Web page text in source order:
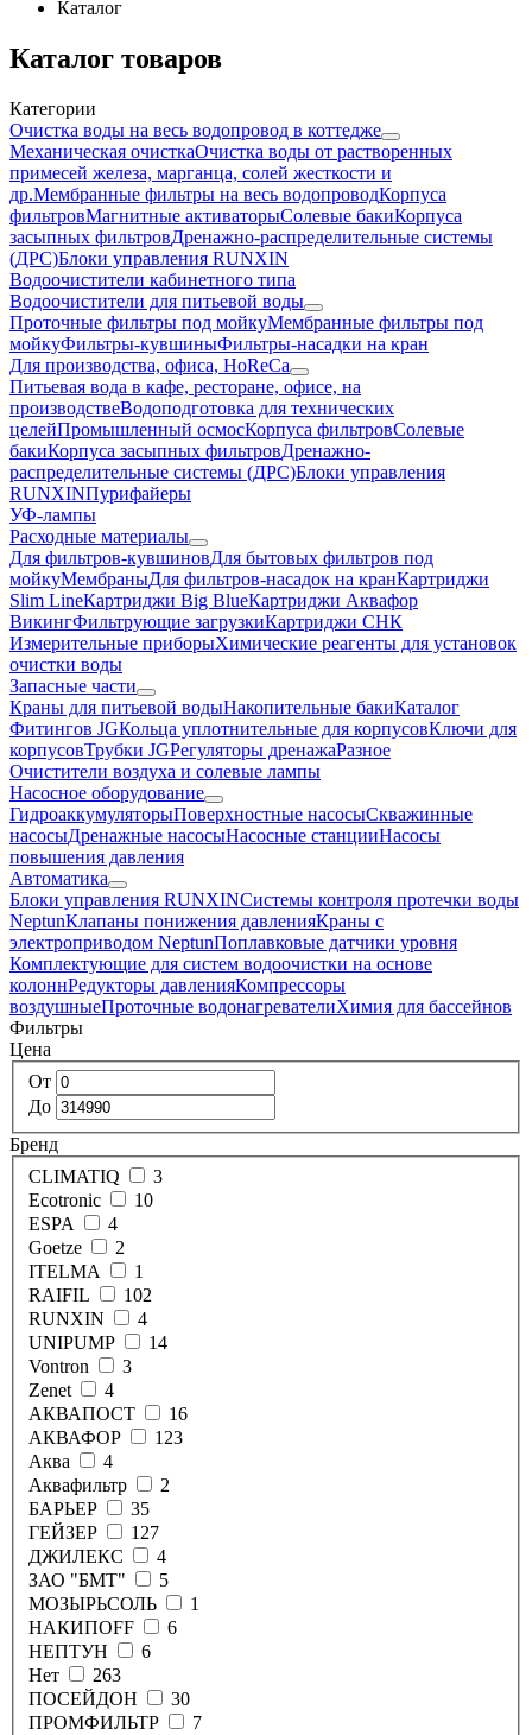
Каталог
Каталог товаров
Категории
Очистка воды на весь водопровод в коттедже
Механическая очисткаОчистка воды от растворенных
примесей железа, марганца, солей жесткости и
др.Мембранные фильтры на весь водопроводКорпуса
фильтровМагнитные активаторыСолевые бакиКорпуса
засыпных фильтровДренажно-распределительные системы
(ДРС)Блоки управления RUNXIN
Водоочистители кабинетного типа
Водоочистители для питьевой воды
Проточные фильтры под мойкуМембранные фильтры под
мойкуФильтры-кувшиныФильтры-насадки на кран
Для производства, офиса, HoReCa
Питьевая вода в кафе, ресторане, офисе, на
производствеВодоподготовка для технических
целейПромышленный осмосКорпуса фильтровСолевые
бакиКорпуса засыпных фильтровДренажно-
распределительные системы (ДРС)Блоки управления
RUNXINПурифайеры
УФ-лампы
Расходные материалы
Для фильтров-кувшиновДля бытовых фильтров под
мойкуМембраныДля фильтров-насадок на кранКартриджи
Slim LineКартриджи Big BlueКартриджи Аквафор
ВикингФильтрующие загрузкиКартриджи СНК
Измерительные приборыХимические реагенты для установок
очистки воды
Запасные части
Краны для питьевой водыНакопительные бакиКаталог
Фитингов JGКольца уплотнительные для корпусовКлючи для
корпусовТрубки JGРегуляторы дренажаРазное
Очистители воздуха и солевые лампы
Насосное оборудование
Гидро­аккумуляторыПоверхностные насосыСкважинные
насосыДренажные насосыНасосные станцииНасосы
повышения давления
Автоматика
Блоки управления RUNXINСистемы контроля протечки воды
NeptunКлапаны понижения давленияКраны с
электроприводом NeptunПоплавковые датчики уровня
Комплектующие для систем водоочистки на основе
колоннРедукторы давленияКомпрессоры
воздушныеПроточные водонагревателиХимия для бассейнов
Фильтры
Цена
От
До
Бренд
CLIMATIQ
3
Ecotronic
10
ESPA
4
Goetze
2
ITELMA
1
RAIFIL
102
RUNXIN
4
UNIPUMP
14
Vontron
3
Zenet
4
АКВАПОСТ
16
АКВАФОР
123
Аква
4
Аквафильтр
2
БАРЬЕР
35
ГЕЙЗЕР
127
ДЖИЛЕКС
4
ЗАО "БМТ"
5
МОЗЫРЬСОЛЬ
1
НАКИПOFF
6
НЕПТУН
6
Нет
263
ПОСЕЙДОН
30
ПРОМФИЛЬТР
7